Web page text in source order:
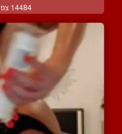
14484 צפיות